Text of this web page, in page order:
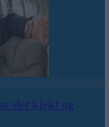
det kjekt og